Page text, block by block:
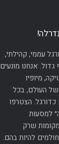
עממי, קהילתי,
אנחנו מונעים
מיופיו
העולם, בכל
הצטרפו
למסעות
שרק
להיות בהם.